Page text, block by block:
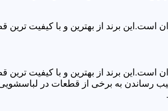
است.این برند از بهترین و با کیفیت
است.این برند از بهترین و با کیفیت
رساندن به برخی از قطعات در